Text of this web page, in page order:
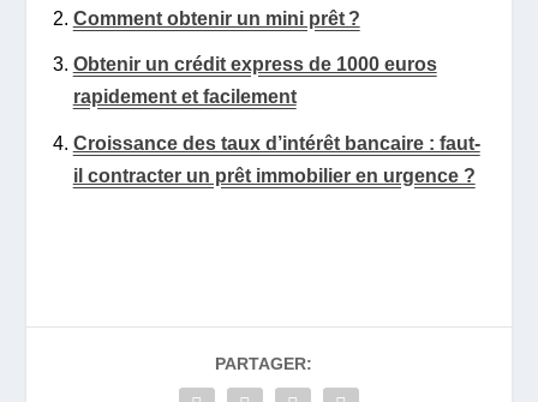
Comment obtenir un mini prêt ?
Obtenir un crédit express de 1000 euros
rapidement et facilement
Croissance des taux d’intérêt bancaire : faut-
il contracter un prêt immobilier en urgence ?
PARTAGER: